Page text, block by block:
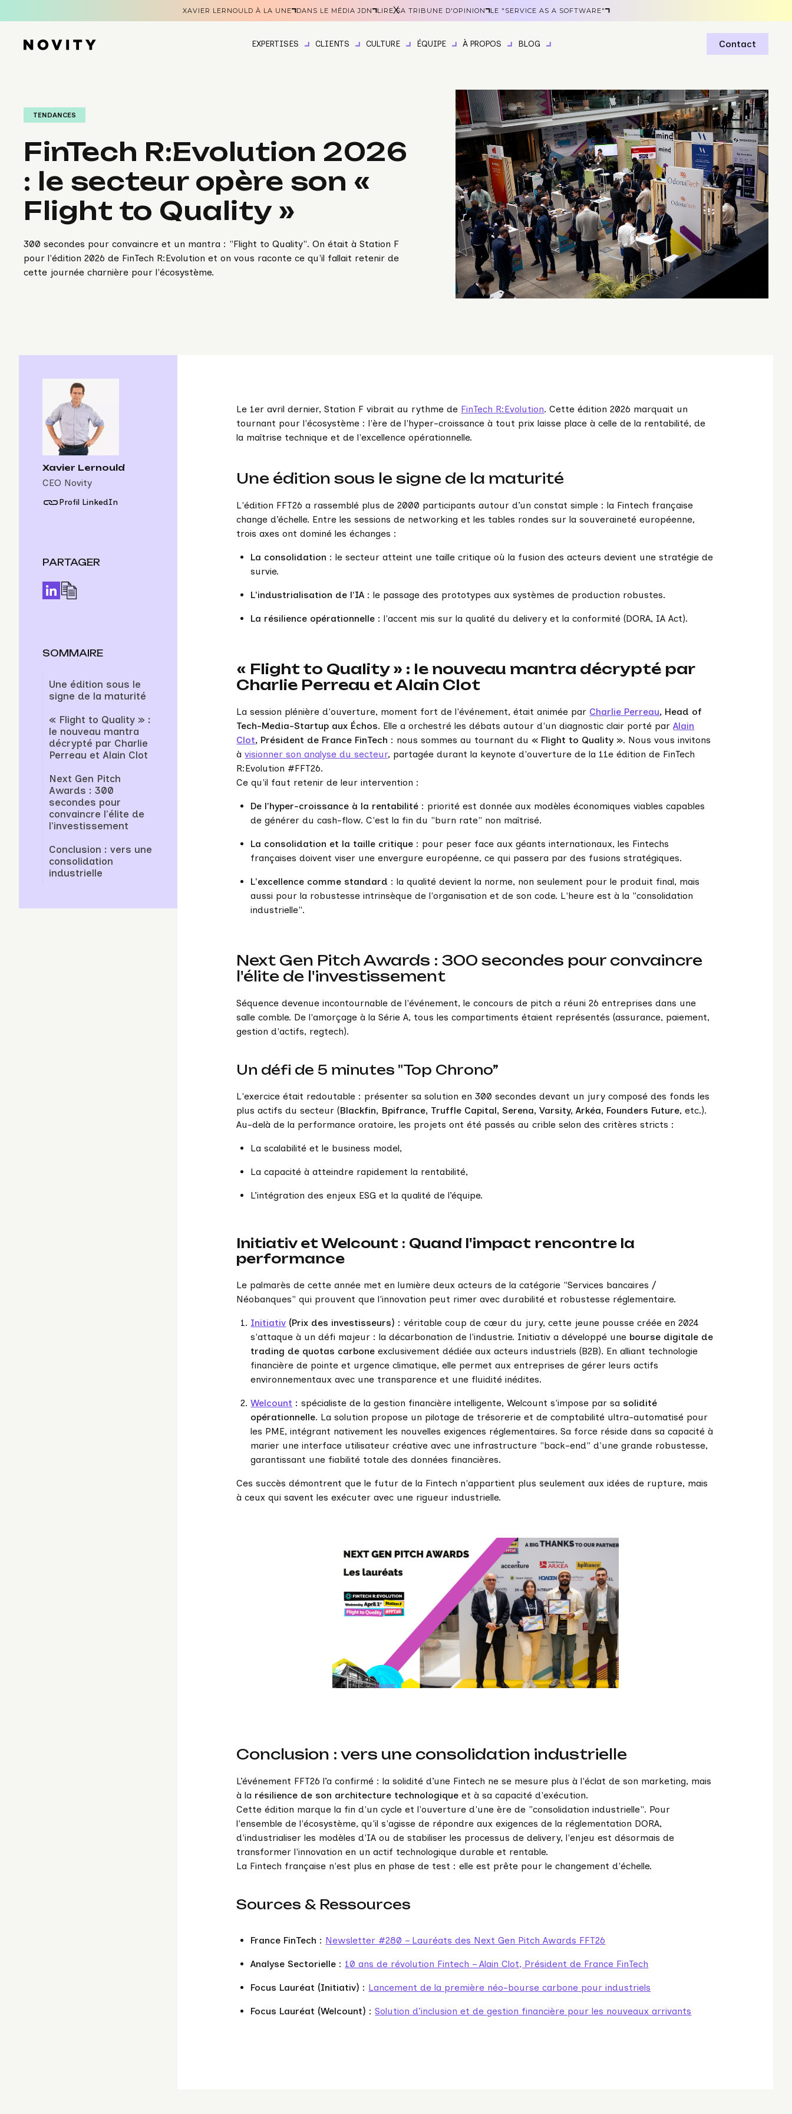
XAVIER LERNOULD À LA UNE DANS LE MÉDIA JDN LIRE SA TRIBUNE D'OPINION LE "SERVICE AS A SOFTWARE"
X
EXPERTISES CLIENTS CULTURE ÉQUIPE À PROPOS BLOG Contact
TENDANCES
FinTech R:Evolution 2026
: le secteur opère son «
Flight to Quality »
300 secondes pour convaincre et un mantra : "Flight to Quality". On était à Station F
pour l'édition 2026 de FinTech R:Evolution et on vous raconte ce qu'il fallait retenir de
cette journée charnière pour l'écosystème.
Xavier Lernould
CEO Novity
Profil LinkedIn
PARTAGER
SOMMAIRE
Une édition sous le
signe de la maturité
« Flight to Quality » :
le nouveau mantra
décrypté par Charlie
Perreau et Alain Clot
Next Gen Pitch
Awards : 300
secondes pour
convaincre l'élite de
l'investissement
Conclusion : vers une
consolidation
industrielle
Le 1er avril dernier, Station F vibrait au rythme de FinTech R:Evolution. Cette édition 2026 marquait un
tournant pour l'écosystème : l'ère de l'hyper-croissance à tout prix laisse place à celle de la rentabilité, de
la maîtrise technique et de l'excellence opérationnelle.
Une édition sous le signe de la maturité
L'édition FFT26 a rassemblé plus de 2000 participants autour d’un constat simple : la Fintech française
change d’échelle. Entre les sessions de networking et les tables rondes sur la souveraineté européenne,
trois axes ont dominé les échanges :
La consolidation : le secteur atteint une taille critique où la fusion des acteurs devient une stratégie de
survie.
L'industrialisation de l'IA : le passage des prototypes aux systèmes de production robustes.
La résilience opérationnelle : l'accent mis sur la qualité du delivery et la conformité (DORA, IA Act).
« Flight to Quality » : le nouveau mantra décrypté par
Charlie Perreau et Alain Clot
La session plénière d'ouverture, moment fort de l'événement, était animée par Charlie Perreau, Head of
Tech-Media-Startup aux Échos. Elle a orchestré les débats autour d'un diagnostic clair porté parAlain
Clot, Président de France FinTech : nous sommes au tournant du « Flight to Quality ». Nous vous invitons
àvisionner son analyse du secteur, partagée durant la keynote d'ouverture de la 11e édition de FinTech
R:Evolution #FFT26.
Ce qu'il faut retenir de leur intervention :
De l'hyper-croissance à la rentabilité : priorité est donnée aux modèles économiques viables capables
de générer du cash-flow. C'est la fin du "burn rate" non maîtrisé.
La consolidation et la taille critique : pour peser face aux géants internationaux, les Fintechs
françaises doivent viser une envergure européenne, ce qui passera par des fusions stratégiques.
L'excellence comme standard : la qualité devient la norme, non seulement pour le produit final, mais
aussi pour la robustesse intrinsèque de l'organisation et de son code. L'heure est à la "consolidation
industrielle".
Next Gen Pitch Awards : 300 secondes pour convaincre
l'élite de l'investissement
Séquence devenue incontournable de l'événement, le concours de pitch a réuni 26 entreprises dans une
salle comble. De l'amorçage à la Série A, tous les compartiments étaient représentés (assurance, paiement,
gestion d'actifs, regtech).
Un défi de 5 minutes "Top Chrono”
L'exercice était redoutable : présenter sa solution en 300 secondes devant un jury composé des fonds les
plus actifs du secteur (Blackfin, Bpifrance, Truffle Capital, Serena, Varsity, Arkéa, Founders Future, etc.).
Au-delà de la performance oratoire, les projets ont été passés au crible selon des critères stricts :
La scalabilité et le business model,
La capacité à atteindre rapidement la rentabilité,
L’intégration des enjeux ESG et la qualité de l’équipe.
Initiativ et Welcount : Quand l'impact rencontre la
performance
Le palmarès de cette année met en lumière deux acteurs de la catégorie "Services bancaires /
Néobanques" qui prouvent que l'innovation peut rimer avec durabilité et robustesse réglementaire.
Initiativ (Prix des investisseurs) : véritable coup de cœur du jury, cette jeune pousse créée en 2024
s'attaque à un défi majeur : la décarbonation de l'industrie. Initiativ a développé une bourse digitale de
trading de quotas carbone exclusivement dédiée aux acteurs industriels (B2B). En alliant technologie
financière de pointe et urgence climatique, elle permet aux entreprises de gérer leurs actifs
environnementaux avec une transparence et une fluidité inédites.
Welcount : spécialiste de la gestion financière intelligente, Welcount s'impose par sa solidité
opérationnelle. La solution propose un pilotage de trésorerie et de comptabilité ultra-automatisé pour
les PME, intégrant nativement les nouvelles exigences réglementaires. Sa force réside dans sa capacité à
marier une interface utilisateur créative avec une infrastructure "back-end" d'une grande robustesse,
garantissant une fiabilité totale des données financières.
Ces succès démontrent que le futur de la Fintech n'appartient plus seulement aux idées de rupture, mais
à ceux qui savent les exécuter avec une rigueur industrielle.
Conclusion : vers une consolidation industrielle
L’événement FFT26 l’a confirmé : la solidité d’une Fintech ne se mesure plus à l'éclat de son marketing, mais
à la résilience de son architecture technologique et à sa capacité d'exécution.
Cette édition marque la fin d'un cycle et l'ouverture d'une ère de "consolidation industrielle". Pour
l'ensemble de l'écosystème, qu'il s'agisse de répondre aux exigences de la réglementation DORA,
d'industrialiser les modèles d'IA ou de stabiliser les processus de delivery, l'enjeu est désormais de
transformer l'innovation en un actif technologique durable et rentable.
La Fintech française n'est plus en phase de test : elle est prête pour le changement d'échelle.
Sources & Ressources
France FinTech : Newsletter #280 – Lauréats des Next Gen Pitch Awards FFT26
Analyse Sectorielle : 10 ans de révolution Fintech – Alain Clot, Président de France FinTech
Focus Lauréat (Initiativ) : Lancement de la première néo-bourse carbone pour industriels
Focus Lauréat (Welcount) :Solution d’inclusion et de gestion financière pour les nouveaux arrivants